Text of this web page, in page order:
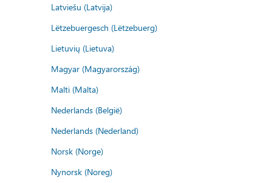
Latviešu (Latvija)
Lëtzebuergesch (Lëtzebuerg)
Lietuvių (Lietuva)
Magyar (Magyarország)
Malti (Malta)
Nederlands (België)
Nederlands (Nederland)
Norsk (Norge)
Nynorsk (Noreg)